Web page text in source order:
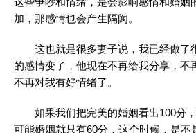
加，那感情也会产生隔阂。
这也就是很多妻子说，我已经做了
的感情变了，他现在不再给我分享，不
不再对我有好情绪了。
如果我们把完美的婚姻看出100分
可能婚姻就只有60分，这个时候，是不